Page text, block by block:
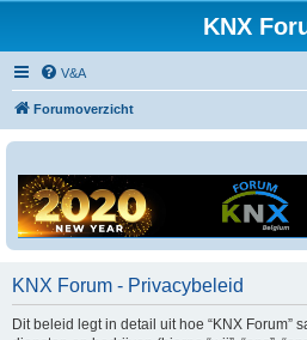
KNX
V&A
Forumoverzicht
KNX Forum - Privacybeleid
Dit beleid legt in detail uit hoe “KNX Forum”